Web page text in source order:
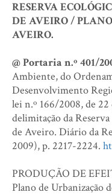
RESERVA
DE AVEIRO /
AVEIRO.
@ Portaria n.º 401/
Ambiente, do
Desenvolvimento
lei n.º 166/2008, de 22
delimitação da
de Aveiro. Diário da
2009), p. 2217-2224.
PRODUÇÃO DE
Plano de Urbanização